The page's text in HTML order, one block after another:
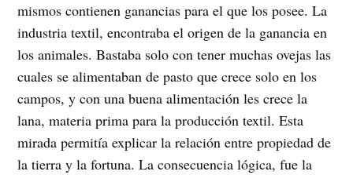
mismos contienen ganancias para el que los posee. La
industria textil, encontraba el origen de la ganancia en
los animales. Bastaba solo con tener muchas ovejas las
cuales se alimentaban de pasto que crece solo en los
campos, y con una buena alimentación les crece la
lana, materia prima para la producción textil. Esta
mirada permitía explicar la relación entre propiedad de
la tierra y la fortuna. La consecuencia lógica, fue la